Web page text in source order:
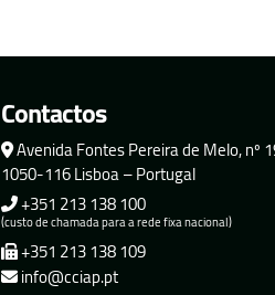
Contactos
Avenida Fontes Pereira de Melo, nº
1050-116 Lisboa – Portugal
+351 213 138 100
(custo de chamada para a rede fixa nacional)
+351 213 138 109
info@cciap.pt